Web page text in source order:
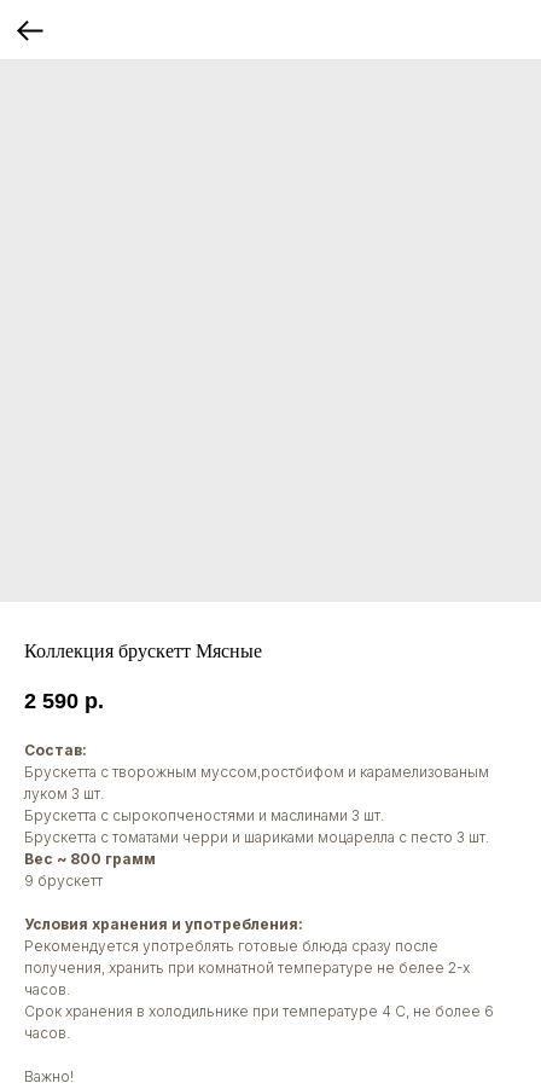
Коллекция брускетт Мясные
2 590 р.
Состав:
Брускетта с творожным муссом,ростбифом и карамелизованым
луком 3 шт.
Брускетта с сырокопченостями и маслинами 3 шт.
Брускетта с томатами черри и шариками моцарелла с песто 3 шт.
Вес ~ 800 грамм
9 брускетт
Условия хранения и употребления:
Рекомендуется употреблять готовые блюда сразу после
получения, хранить при комнатной температуре не белее 2-х
часов.
Срок хранения в холодильнике при температуре 4 С, не более 6
часов.
Важно!